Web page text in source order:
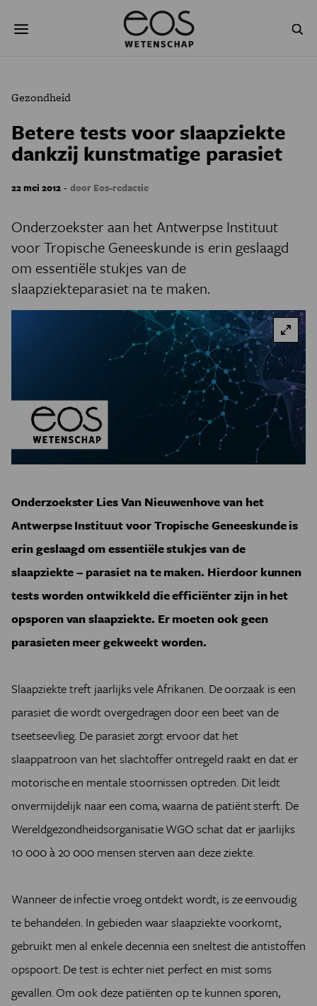
naar
NATUURWETENSCHAPPEN GESCHIEDENIS
PSYCHE & BREIN
PODCAST
JONGE UITDAGERS
Gezondheid
Betere tests voor slaapziekte
dankzij kunstmatige parasiet
22 mei 2012 - door Eos-redactie
Onderzoekster aan het Antwerpse Instituut
voor Tropische Geneeskunde is erin geslaagd
om essentiële stukjes van de
slaapziekteparasiet na te maken.
Onderzoekster Lies Van Nieuwenhove van het
Antwerpse Instituut voor Tropische Geneeskunde is
erin geslaagd om essentiële stukjes van de
slaapziekte – parasiet na te maken. Hierdoor kunnen
tests worden ontwikkeld die efficiënter zijn in het
opsporen van slaapziekte. Er moeten ook geen
parasieten meer gekweekt worden.
Slaapziekte treft jaarlijks vele Afrikanen. De oorzaak is een
parasiet die wordt overgedragen door een beet van de
tseetseevlieg. De parasiet zorgt ervoor dat het
slaappatroon van het slachtoffer ontregeld raakt en dat er
motorische en mentale stoornissen optreden. Dit leidt
onvermijdelijk naar een coma, waarna de patiënt sterft. De
Wereldgezondheidsorganisatie WGO schat dat er jaarlijks
10 000 à 20 000 mensen sterven aan deze ziekte.
Wanneer de infectie vroeg ontdekt wordt, is ze eenvoudig
te behandelen. In gebieden waar slaapziekte voorkomt,
gebruikt men al enkele decennia een sneltest die antistoffen
opspoort. De test is echter niet perfect en mist soms
gevallen. Om ook deze patiënten op te kunnen sporen,